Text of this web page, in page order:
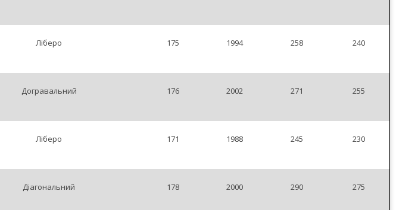
Ліберо 175 1994 258 240
Догравальний 176 2002 271 255
Ліберо 171 1988 245 230
Діагональний 178 2000 290 275